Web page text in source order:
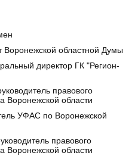
Воронежской областной Думы
директор ГК "Регион-
правового
Воронежской области
УФАС по Воронежской
правового
Воронежской области